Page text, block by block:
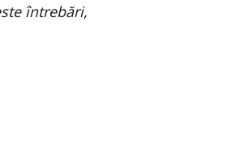
întrebări,